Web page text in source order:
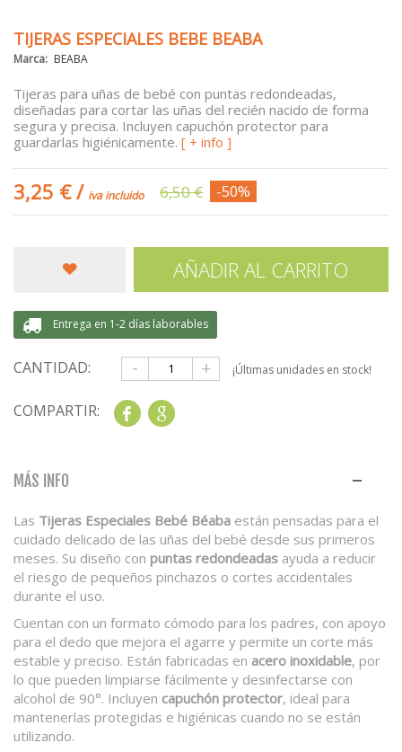
TIJERAS ESPECIALES BEBE BEABA
Marca: BEABA
Tijeras para uñas de bebé con puntas redondeadas,
diseñadas para cortar las uñas del recién nacido de forma
segura y precisa. Incluyen capuchón protector para
guardarlas higiénicamente. [ + info ]
3,25 €/ iva incluido 6,50 € -50%
AÑADIR AL CARRITO
Entrega en 1-2 días laborables
CANTIDAD: - + ¡Últimas unidades en stock!
COMPARTIR: Share
MÁS INFO
Las Tijeras Especiales Bebé Béaba están pensadas para el
cuidado delicado de las uñas del bebé desde sus primeros
meses. Su diseño con puntas redondeadas ayuda a reducir
el riesgo de pequeños pinchazos o cortes accidentales
durante el uso.
Cuentan con un formato cómodo para los padres, con apoyo
para el dedo que mejora el agarre y permite un corte más
estable y preciso. Están fabricadas en acero inoxidable, por
lo que pueden limpiarse fácilmente y desinfectarse con
alcohol de 90°. Incluyen capuchón protector, ideal para
mantenerlas protegidas e higiénicas cuando no se están
utilizando.